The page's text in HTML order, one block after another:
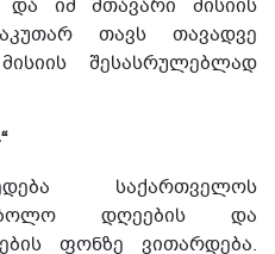
და იმ მთავარი მისიის
თავს თავადვე
შესასრულებლად
საქართველოს
ბოლო დღეების და
ფონზე ვითარდება.